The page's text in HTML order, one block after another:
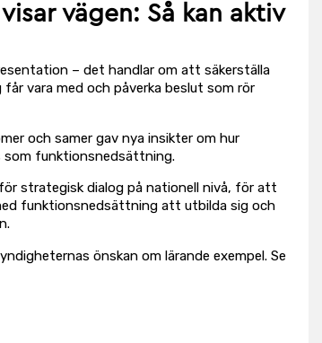
vägen: Så kan aktiv
– det handlar om att säkerställa
vara med och påverka beslut som rör
och samer gav nya insikter om hur
som funktionsnedsättning.
strategisk dialog på nationell nivå, för att
funktionsnedsättning att utbilda sig och
önskan om lärande exempel. Se